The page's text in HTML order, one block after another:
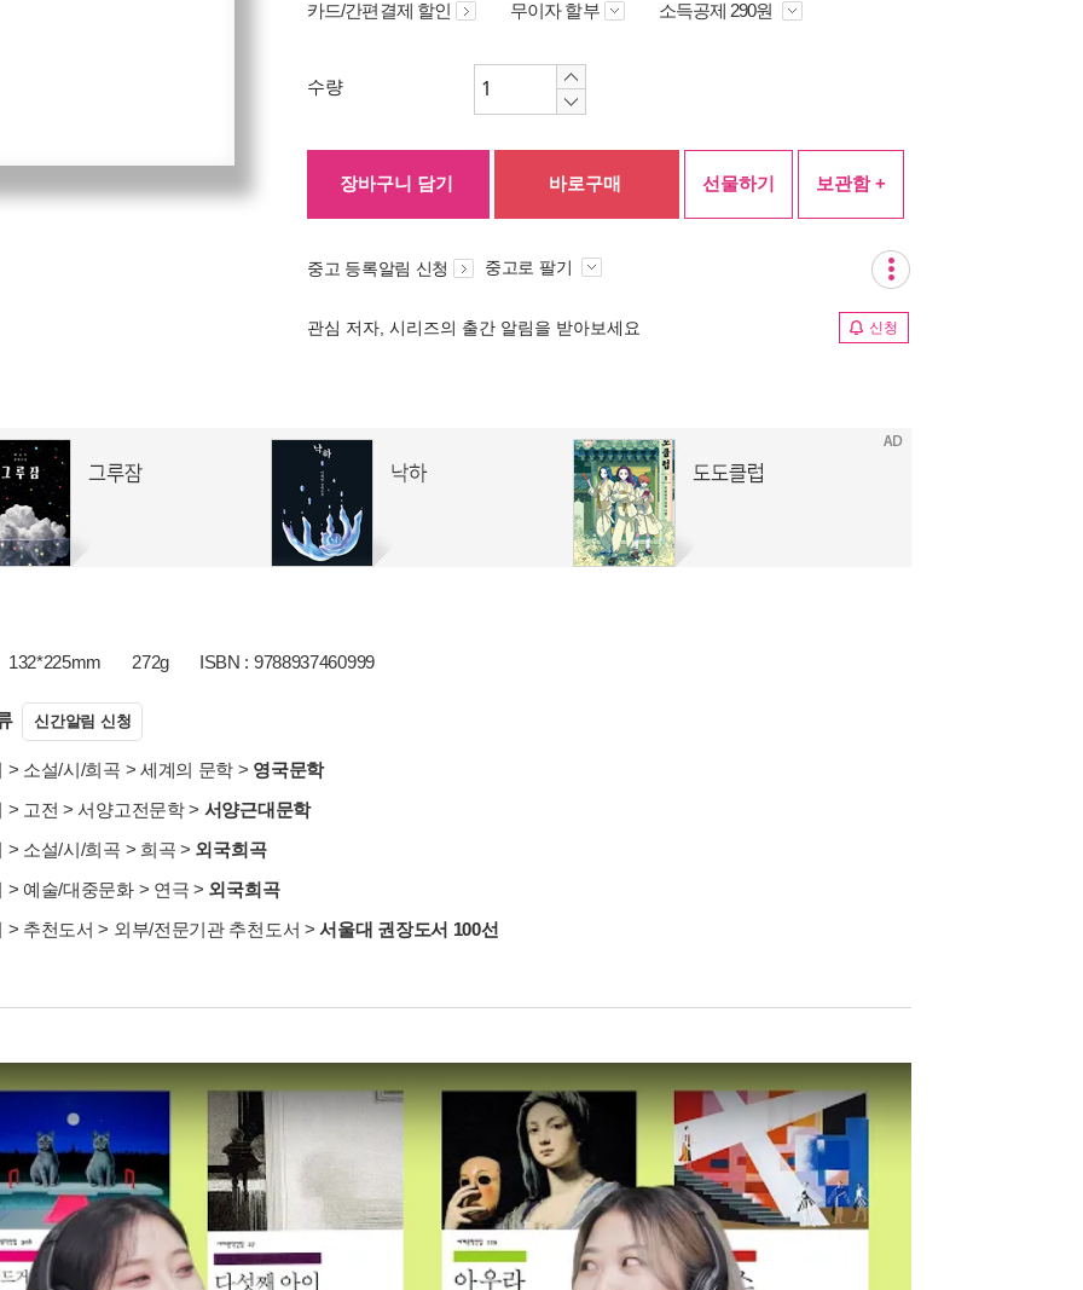
카드/간편결제 할인 무이자 할부 소득공제 290원
수량
장바구니 담기 바로구매 선물하기 보관함 +
중고 등록알림 신청 중고로 팔기
관심 저자, 시리즈의 출간 알림을 받아보세요 신청
132*225mm 272g ISBN : 9788937460999
신간알림 신청
> 소설/시/희곡 > 세계의 문학 > 영국문학
> 고전 >서양고전문학> 서양근대문학
> 소설/시/희곡 > 희곡 > 외국희곡
> 예술/대중문화> 연극 > 외국희곡
> 추천도서 > 외부/전문기관 추천도서 >서울대 권장도서 100선